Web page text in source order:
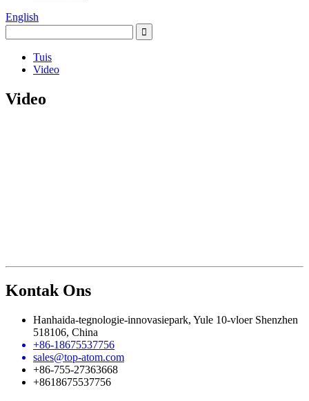
English
Tuis
Video
Video
Kontak Ons
Hanhaida-tegnologie-innovasiepark, Yule 10-vloer Shenzhen
518106, China
+86-18675537756
sales@top-atom.com
+86-755-27363668
+8618675537756